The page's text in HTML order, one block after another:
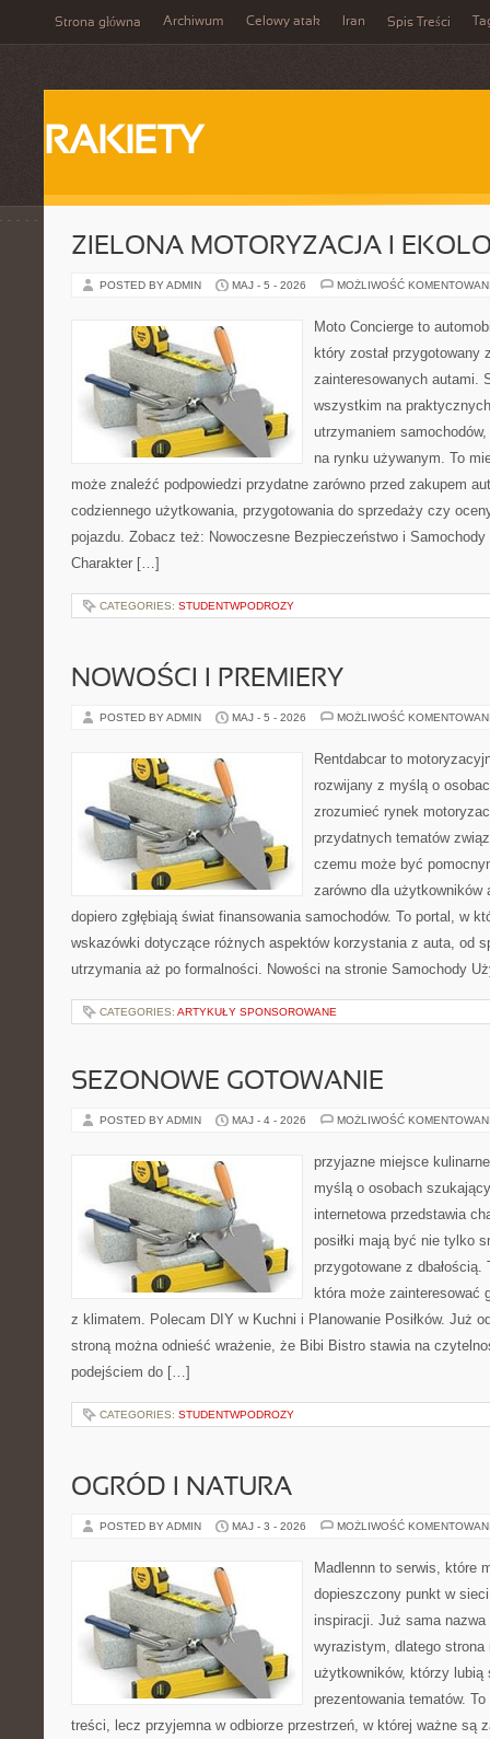
Strona główna Archiwum Celowy atak Iran Spis Treści
RAKIETY
ZIELONA MOTORYZACJA I
POSTED BY ADMIN MAJ - 5 - 2026 MOŻLIWOŚĆ
Moto Concierge to
który został przygotowany
zainteresowanych autami.
wszystkim na
utrzymaniem
na rynku używanym. To
może znaleźć podpowiedzi przydatne zarówno przed zakupem
codziennego użytkowania, przygotowania do sprzedaży czy
pojazdu. Zobacz też: Nowoczesne Bezpieczeństwo i
Charakter […]
CATEGORIES: STUDENTWPODROZY
NOWOŚCI I PREMIERY
POSTED BY ADMIN MAJ - 5 - 2026 MOŻLIWOŚĆ
Rentdabcar to
rozwijany z myślą o
zrozumieć rynek
przydatnych tematów
czemu może być
zarówno dla
dopiero zgłębiają świat finansowania samochodów. To portal, w
wskazówki dotyczące różnych aspektów korzystania z auta, od
utrzymania aż po formalności. Nowości na stronie Samochody
CATEGORIES: ARTYKUŁY SPONSOROWANE
SEZONOWE GOTOWANIE
POSTED BY ADMIN MAJ - 4 - 2026 MOŻLIWOŚĆ
przyjazne miejsce
myślą o osobach
internetowa przedstawia
posiłki mają być nie tylko
przygotowane z
która może zainteresować
z klimatem. Polecam DIY w Kuchni i Planowanie Posiłków. Już
stroną można odnieść wrażenie, że Bibi Bistro stawia na
podejściem do […]
CATEGORIES: STUDENTWPODROZY
OGRÓD I NATURA
POSTED BY ADMIN MAJ - 3 - 2026 MOŻLIWOŚĆ
Madlennn to serwis, które
dopieszczony punkt w
inspiracji. Już sama
wyrazistym, dlatego
użytkowników, którzy lubią
prezentowania tematów.
treści, lecz przyjemna w odbiorze przestrzeń, w której ważne są